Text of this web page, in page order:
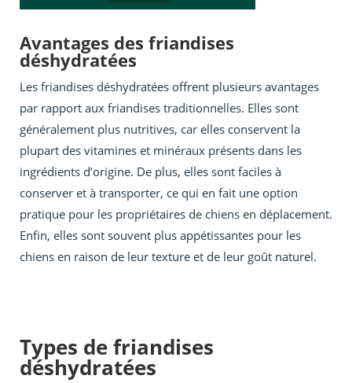
Avantages des friandises
déshydratées
Les friandises déshydratées offrent plusieurs avantages
par rapport aux friandises traditionnelles. Elles sont
généralement plus nutritives, car elles conservent la
plupart des vitamines et minéraux présents dans les
ingrédients d’origine. De plus, elles sont faciles à
conserver et à transporter, ce qui en fait une option
pratique pour les propriétaires de chiens en déplacement.
Enfin, elles sont souvent plus appétissantes pour les
chiens en raison de leur texture et de leur goût naturel.
Types de friandises
déshydratées